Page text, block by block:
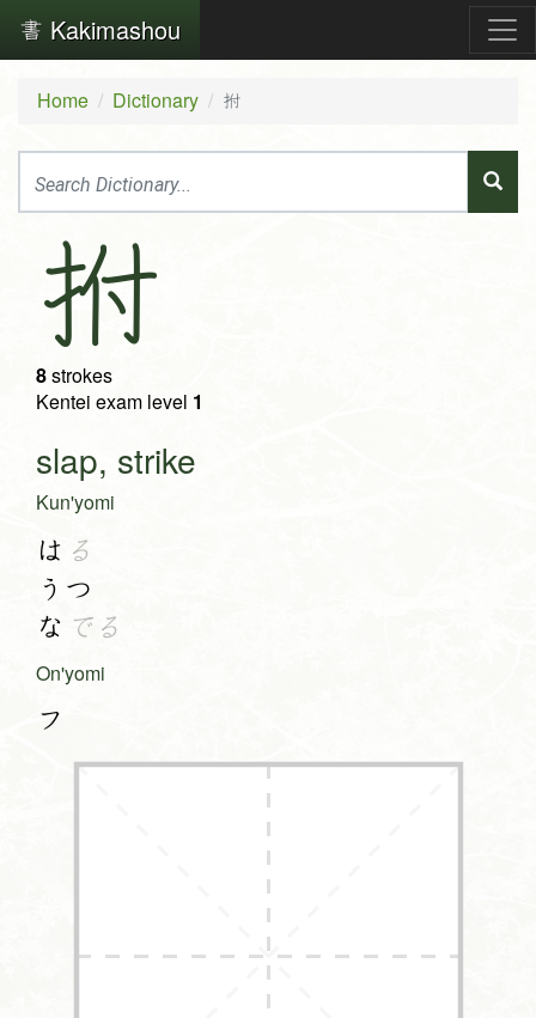
Kakimashou
Home Dictionary 拊
拊
8strokes
Kentei exam level 1
slap, strike
Kun'yomi
は る
うつ
な でる
On'yomi
フ